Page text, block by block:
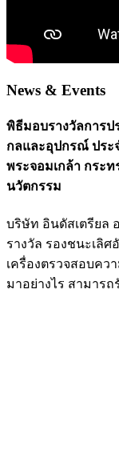
News & Events
พิธีมอบรางวัลการป
กลและอุปกรณ์ ประ
พระจอมเกล้า กระ
นวัตกรรม
บริษัท อินดัสเตรียล
รางวัล รองชนะเลิ
เครื่องตรวจสอบคว
มาอย่างไร สามาร